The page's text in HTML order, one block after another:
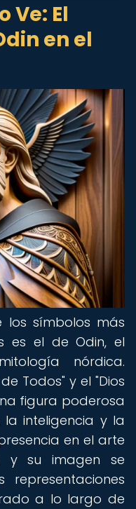
Ve: El
en el
los símbolos más
es el de Odin, el
nórdica.
Todos" y el "Dios
figura poderosa
inteligencia y la
en el arte
y su imagen se
representaciones
a lo largo de